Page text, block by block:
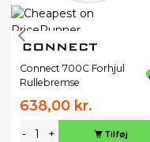
Connect 700C Forhjul
Rullebremse
638,00 kr.
- + Tilføj